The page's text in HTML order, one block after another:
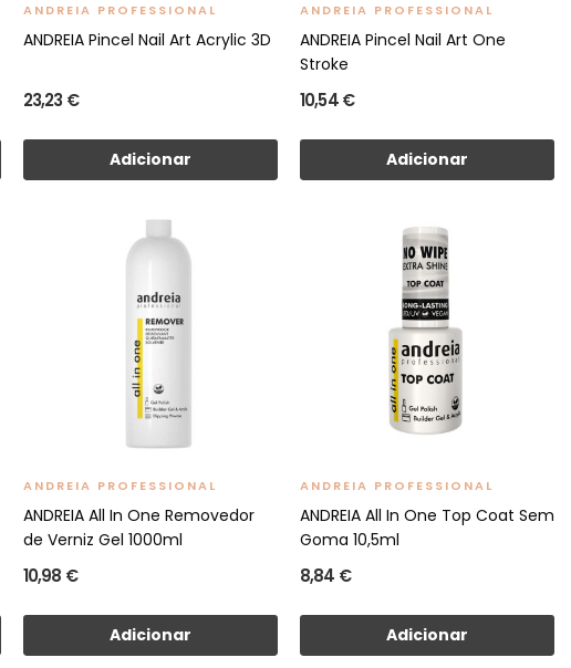
ANDREIA PROFESSIONAL
ANDREIA Pincel Nail Art Acrylic 3D
23,23 €
Adicionar
ANDREIA PROFESSIONAL
ANDREIA Pincel Nail Art One
Stroke
10,54 €
Adicionar
ANDREIA PROFESSIONAL
ANDREIA All In One Removedor
de Verniz Gel 1000ml
10,98 €
Adicionar
ANDREIA PROFESSIONAL
ANDREIA All In One Top Coat Sem
Goma 10,5ml
8,84 €
Adicionar